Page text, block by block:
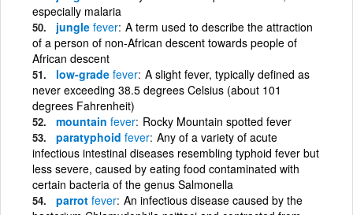
especially malaria
jungle fever A term used to describe the attraction
of a person of non-African descent towards people of
African descent
low-grade fever A slight fever, typically defined as
never exceeding 38.5 degrees Celsius (about 101
degrees Fahrenheit)
mountain fever Rocky Mountain spotted fever
paratyphoid fever Any of a variety of acute
infectious intestinal diseases resembling typhoid fever but
less severe, caused by eating food contaminated with
certain bacteria of the genus Salmonella
parrot fever An infectious disease caused by the